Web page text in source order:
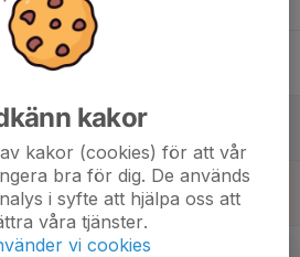
v.34
kakor
kakor (cookies) för att vår
bra för dig. De används
i syfte att hjälpa oss att
våra tjänster.
vi cookies